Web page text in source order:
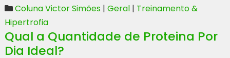
Coluna Victor Simões | Geral | Treinamento &
Hipertrofia
Qual a Quantidade de Proteina Por
Dia Ideal?